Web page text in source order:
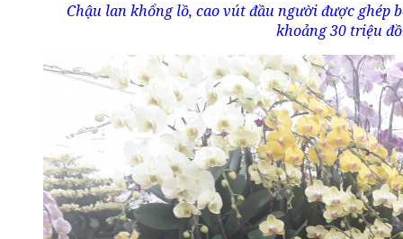
Chậu lan khổng lồ, cao vút đầu người được ghép
khoảng 30 triệu